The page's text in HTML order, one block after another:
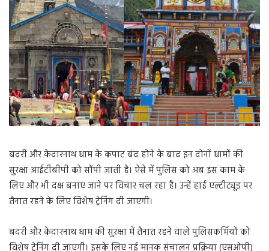
बदरी और केदारनाथ धाम के कपाट बंद होने के बाद इन दोनों धामों की
सुरक्षा आईटीबीपी को सौंपी जाती है। ऐसे में पुलिस को अब इस काम के
लिए और भी दक्ष बनाए जाने पर विचार चल रहा है। उन्हें हाई एल्टीट्यूड पर
तैनात रहने के लिए विशेष ट्रेनिंग दी जाएगी।
बदरी और केदारनाथ धाम की सुरक्षा में तैनात रहने वाले पुलिसकर्मियों को
विशेष ट्रेनिंग दी जाएगी। इसके लिए नई मानक संचालन प्रक्रिया (एसओपी)